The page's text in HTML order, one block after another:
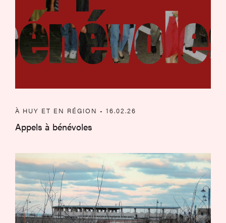
À HUY ET EN RÉGION • 16.02.26
Appels à bénévoles
Exposition – Au fil du bleu